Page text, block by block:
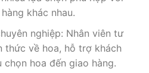
khác nhau.
nghiệp: Nhân viên tư
thức về hoa, hỗ trợ khách
hoa đến giao hàng.